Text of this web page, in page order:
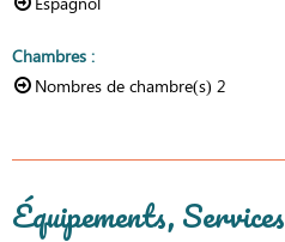
Chambres :
Nombres de chambre(s) 2
Équipements, Services